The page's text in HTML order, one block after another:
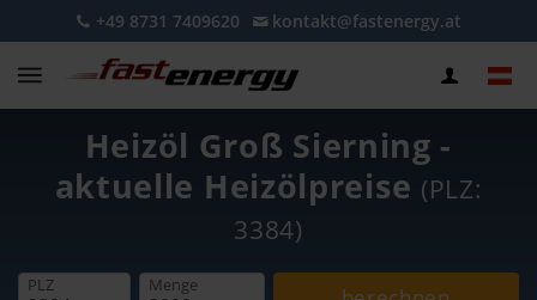
+49 8731 7409620 kontakt@fastenergy.at
Heizöl Groß Sierning -
aktuelle Heizölpreise (PLZ:
3384)
PLZ Menge